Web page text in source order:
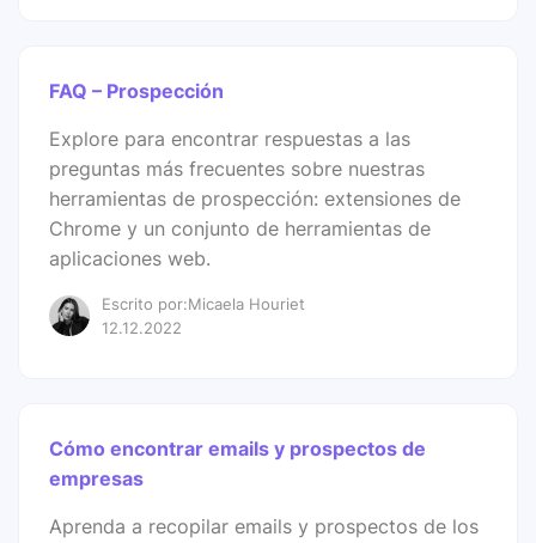
FAQ – Prospección
Explore para encontrar respuestas a las
preguntas más frecuentes sobre nuestras
herramientas de prospección: extensiones de
Chrome y un conjunto de herramientas de
aplicaciones web.
Escrito por:Micaela Houriet
12.12.2022
Cómo encontrar emails y prospectos de
empresas
Aprenda a recopilar emails y prospectos de los